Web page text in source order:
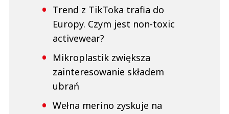
Trend z TikToka trafia do
Europy. Czym jest non-toxic
activewear?
Mikroplastik zwiększa
zainteresowanie składem
ubrań
Wełna merino zyskuje na